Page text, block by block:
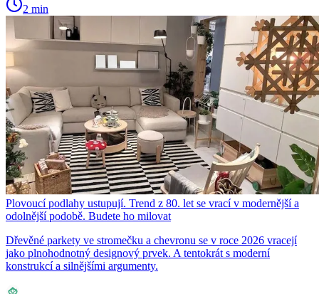
2 min
Plovoucí podlahy ustupují. Trend z 80. let se vrací v modernější a
odolnější podobě. Budete ho milovat
Dřevěné parkety ve stromečku a chevronu se v roce 2026 vracejí
jako plnohodnotný designový prvek. A tentokrát s moderní
konstrukcí a silnějšími argumenty.